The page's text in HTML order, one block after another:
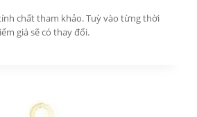
chất tham khảo. Tuỳ vào từng thời
giá sẽ có thay đổi.